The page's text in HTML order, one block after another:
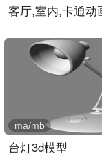
台灯3d模型
ma/mb